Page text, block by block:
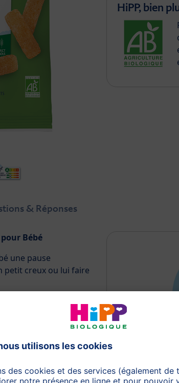
HiPP, bien
& Réponses
Bébé
une pause
petit creux ou lui faire
la plus
se faisait le pain
D'où